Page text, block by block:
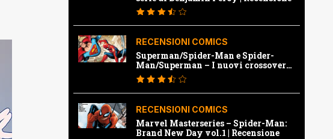
RECENSIONI COMICS
Superman/Spider-Man e Spider-
Man/Superman – I nuovi crossover
Marvel e Dc | Recensione
RECENSIONI COMICS
Marvel Masterseries – Spider-Man:
Brand New Day vol.1 | Recensione